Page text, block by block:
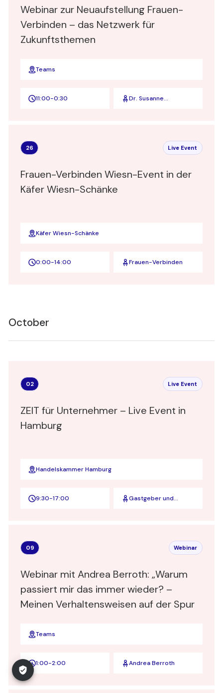
Webinar zur Neuaufstellung Frauen-
Verbinden – das Netzwerk für
Zukunftsthemen
Teams
11:00-0:30
Dr. Susanne
26 Live Event
Frauen-Verbinden Wiesn-Event in der
Käfer Wiesn-Schänke
Käfer Wiesn-Schänke
0:00-14:00 Frauen-Verbinden
October
02 Live Event
ZEIT für Unternehmer – Live Event in
Hamburg
Handelskammer Hamburg
9:30-17:00
Gastgeber und
09 Webinar
Webinar mit Andrea Berroth: „Warum
passiert mir das immer wieder? –
Meinen Verhaltensweisen auf der Spur
Teams
1:00-2:00 Andrea Berroth